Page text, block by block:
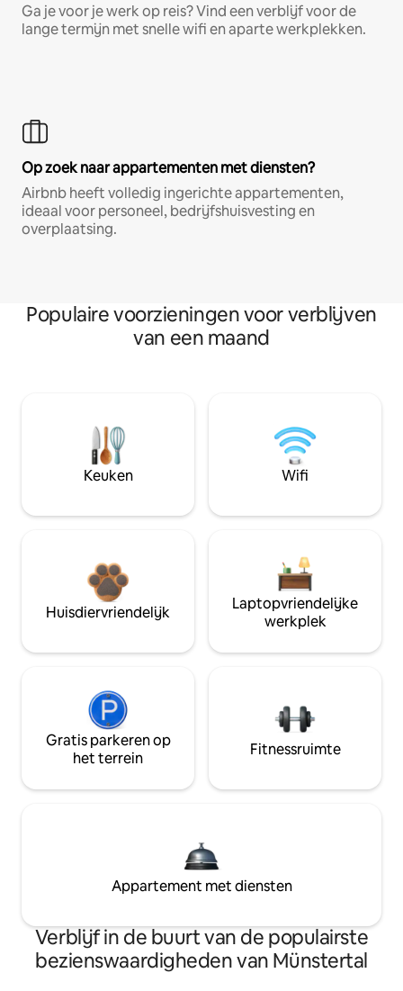
Ga je voor je werk op reis? Vind een verblijf voor de
lange termijn met snelle wifi en aparte werkplekken.
Op zoek naar appartementen met diensten?
Airbnb heeft volledig ingerichte appartementen,
ideaal voor personeel, bedrijfshuisvesting en
overplaatsing.
Populaire voorzieningen voor verblijven
van een maand
Keuken Wifi
Huisdiervriendelijk
Laptopvriendelijke
werkplek
Gratis parkeren op
het terrein
Fitnessruimte
Appartement met diensten
Verblijf in de buurt van de populairste
bezienswaardigheden van Münstertal